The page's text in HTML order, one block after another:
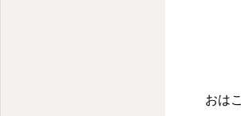
おは